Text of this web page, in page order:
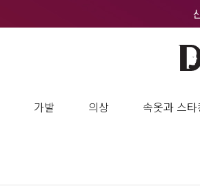
가발 의상 속옷과 스타